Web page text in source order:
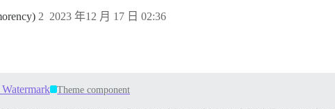
2023 年12 月 17 日 02:36
2
Theme component